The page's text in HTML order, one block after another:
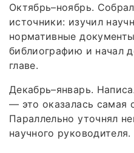
Октябрь–ноябрь.
источники: изучил
нормативные
библиографию и начал
главе.
Декабрь–январь.
— это оказалась самая
Параллельно уточнял
научного руководителя.